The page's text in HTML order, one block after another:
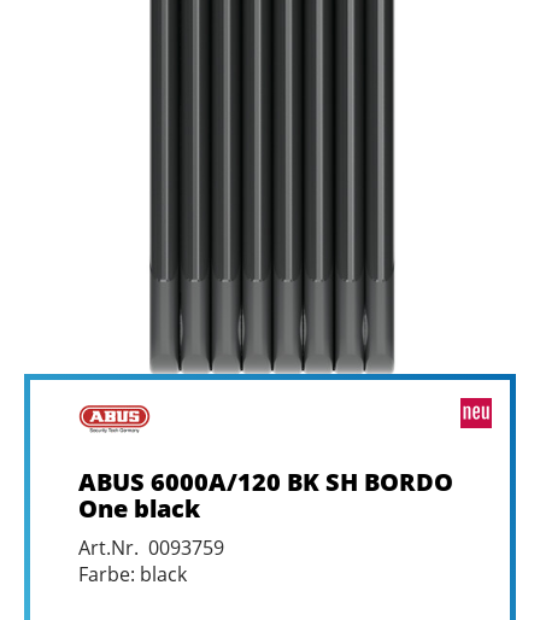
ABUS 6000A/120 BK SH BORDO
One black
Art.Nr. 0093759
Farbe: black